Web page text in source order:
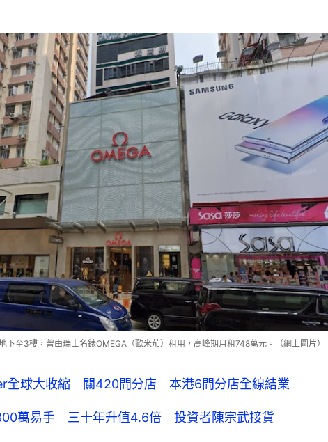
下至3樓，曾由瑞士名錶OMEGA（歐米茄）租用，高峰期月租748萬元。（網上圖片）
全球大收縮 關420間分店 本港6間分店全線結業
萬易手 三十年升值4.6倍 投資者陳宗武接貨